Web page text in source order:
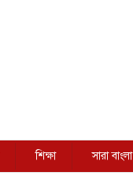
শিক্ষা সারা বাংলা